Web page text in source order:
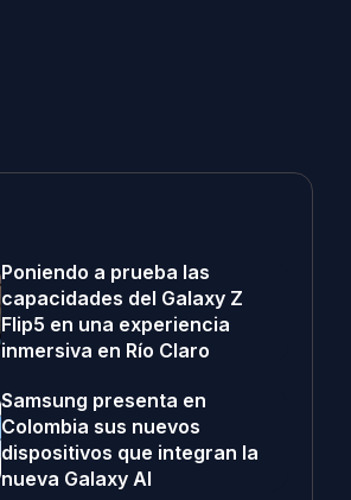
Poniendo a prueba las
capacidades del Galaxy Z
Flip5 en una experiencia
inmersiva en Río Claro
Samsung presenta en
Colombia sus nuevos
dispositivos que integran la
nueva Galaxy AI